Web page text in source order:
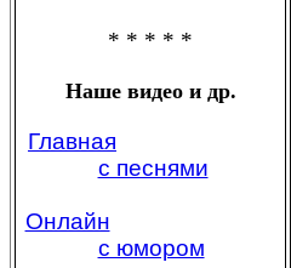
* * * * *
Наше видео и др.
Главная
с песнями
Онлайн
с юмором